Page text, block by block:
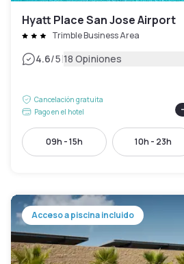
Hyatt Place San Jose Airport
Trimble Business Area
4.6/5|18 Opiniones
Cancelación gratuita
Pago en el hotel
-
09h - 15h 10h - 23h
Acceso a piscina incluido